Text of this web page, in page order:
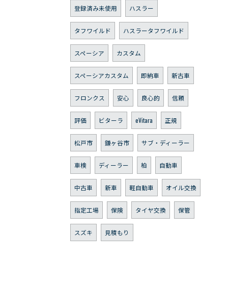
登録済み未使用 ハスラー
タフワイルド ハスラータフワイルド
スペーシア カスタム
スペーシアカスタム 即納車 新古車
フロンクス 安心 良心的 信頼
評価 ビターラ eVitara 正規
松戸市 鎌ヶ谷市 サブ・ディーラー
車検 ディーラー 柏 自動車
中古車 新車 軽自動車 オイル交換
指定工場 保険 タイヤ交換 保管
スズキ 見積もり